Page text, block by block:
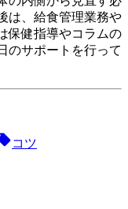
は、給食管理業務や
保健指導やコラムの
のサポートを行って
コツ